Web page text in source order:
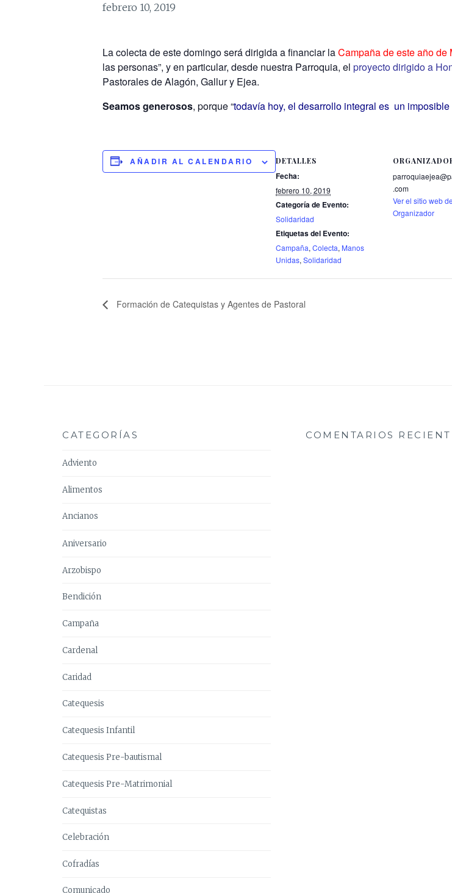
febrero 10, 2019
La colecta de este domingo será dirigida a financiar laCampaña de este año de
las personas”, y en particular, desde nuestra Parroquia, el proyecto dirigido a
Pastorales de Alagón, Gallur y Ejea.
Seamos generosos, porque “todavía hoy, el desarrollo integral es un
AÑADIR AL CALENDARIO DETALLES
Fecha:
febrero 10, 2019
Categoría de Evento:
Solidaridad
Etiquetas del Evento:
Campaña, Colecta, Manos
Unidas, Solidaridad
.com
Ver el sitio web
Organizador
Formación de Catequistas y Agentes de Pastoral
CATEGORÍAS
Adviento
Alimentos
Ancianos
Aniversario
Arzobispo
Bendición
Campaña
Cardenal
Caridad
Catequesis
Catequesis Infantil
Catequesis Pre-bautismal
Catequesis Pre-Matrimonial
Catequistas
Celebración
Cofradías
Comunicado
COMENTARIOS